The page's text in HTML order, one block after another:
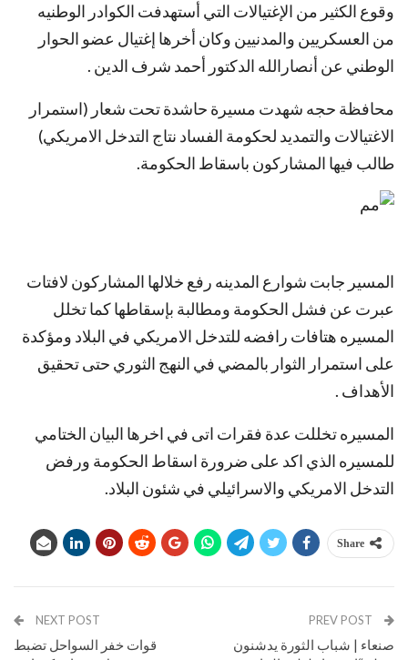
وقوع الكثير من الإغتيالات التي أستهدفت الكوادر الوطنيه
من العسكريين والمدنيين وكان أخرها إغتيال عضو الحوار
الوطني عن أنصارالله الدكتور أحمد شرف الدين .
محافظة حجه شهدت مسيرة حاشدة تحت شعار (استمرار
الاغتيالات والتمديد لحكومة الفساد نتاج التدخل الامريكي)
طالب فيها المشاركون باسقاط الحكومة.
المسير جابت شوارع المدينه رفع خلالها المشاركون لافتات
عبرت عن فشل الحكومة ومطالبة بإسقاطها كما تخلل
المسيره هتافات رافضه للتدخل الامريكي في البلاد ومؤكدة
على استمرار الثوار بالمضي في النهج الثوري حتى تحقيق
الأهداف .
المسيره تخللت عدة فقرات اتى في اخرها البيان الختامي
للمسيره الذي اكد على ضرورة اسقاط الحكومة ورفض
التدخل الامريكي والاسرائيلي في شئون البلاد.
Share
صنعاء | شباب الثورة يدشنون
NEXT POST
قوات خفر السواحل تضبط